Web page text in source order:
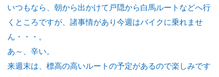
いつもなら、朝から出かけて戸隠から白馬ルートなどへ行
くところですが、諸事情があり今週はバイクに乗れませ
ん・・・。
あ～、辛い。
来週末は、標高の高いルートの予定があるので楽しみです